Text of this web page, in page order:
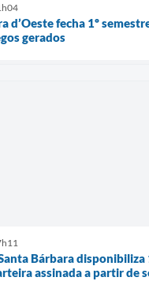
d’Oeste fecha 1º
gerados
Bárbara disponibiliza
assinada a partir de